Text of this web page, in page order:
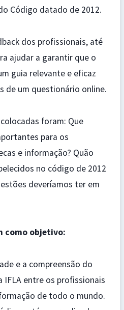
Código datado de 2012.
dos profissionais, até
ajudar a garantir que o
guia relevante e eficaz
de um questionário online.
foram: Que
para os
e informação? Quão
no código de 2012
deveríamos ter em
como objetivo:
e a compreensão do
IFLA entre os profissionais
de todo o mundo.